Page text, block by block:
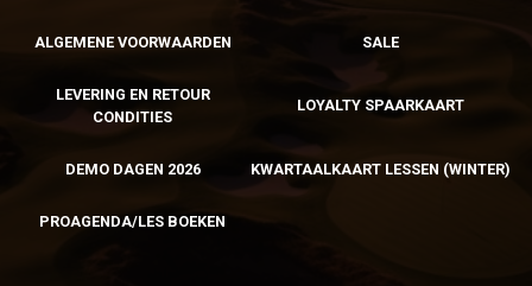
ALGEMENE VOORWAARDEN SALE
LEVERING EN RETOUR
CONDITIES
LOYALTY SPAARKAART
DEMO DAGEN 2026 KWARTAALKAART LESSEN (WINTER)
PROAGENDA/LES BOEKEN